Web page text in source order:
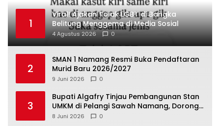
1
Viral! Ajakan Tolak LGBT di Bangka
Belitung Menggema di Media Sosial
4 Agustus 2026 0
2
SMAN 1 Namang Resmi Buka Pendaftaran
Murid Baru 2026/2027
9 Juni 2026 0
3
‎Bupati Algafry Tinjau Pembangunan Stan
UMKM di Pelangi Sawah Namang, Dorong
Wisata dan Ekonomi Lokal Kian Tertata
8 Juni 2026 0